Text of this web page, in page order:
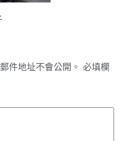
件地址不會公開。 必填欄